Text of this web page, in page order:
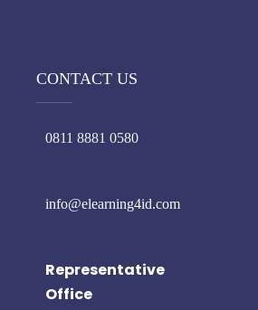
CONTACT US
0811 8881 0580
info@elearning4id.com
Representative
Office